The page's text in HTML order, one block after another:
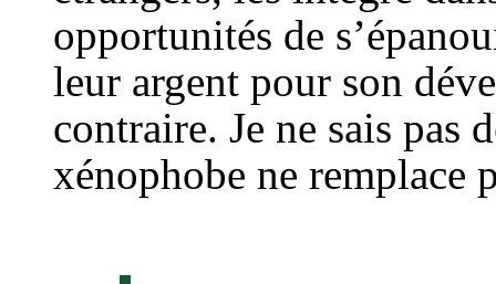
opportunités de
leur argent pour son
contraire. Je ne sais pas
xénophobe ne remplace